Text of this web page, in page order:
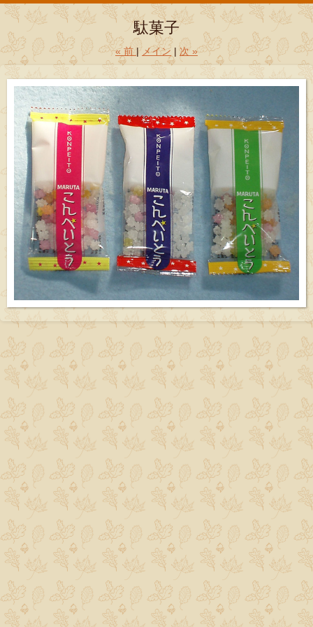
駄菓子
«前 メイン 次 »